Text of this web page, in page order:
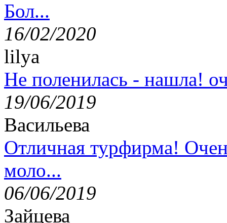
Бол...
16/02/2020
lilya
Не поленилась - нашла!
19/06/2019
Васильева
Отличная турфирма!
моло...
06/06/2019
Зайцева